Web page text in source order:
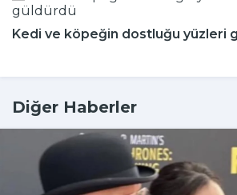
Kedi ve köpeğin dostluğu yüzleri
Diğer Haberler